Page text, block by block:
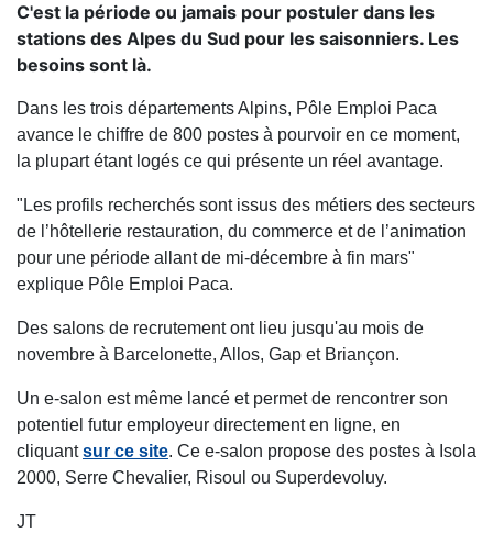
C'est la période ou jamais pour postuler dans les
stations des Alpes du Sud pour les saisonniers. Les
besoins sont là.
Dans les trois départements Alpins, Pôle Emploi Paca
avance le chiffre de 800 postes à pourvoir en ce moment,
la plupart étant logés ce qui présente un réel avantage.
"Les profils recherchés sont issus des métiers des secteurs
de l’hôtellerie restauration, du commerce et de l’animation
pour une période allant de mi-décembre à fin mars"
explique Pôle Emploi Paca.
Des salons de recrutement ont lieu jusqu'au mois de
novembre à Barcelonette, Allos, Gap et Briançon.
Un e-salon est même lancé et permet de rencontrer son
potentiel futur employeur directement en ligne, en
cliquantsur ce site. Ce e-salon propose des postes à Isola
2000, Serre Chevalier, Risoul ou Superdevoluy.
JT